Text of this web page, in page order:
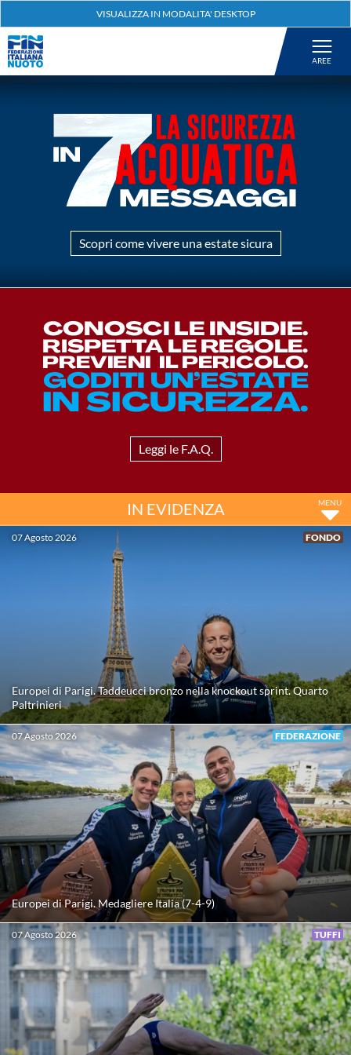
Pallanuoto
Tuffi
Artistico
Fondo
Salvamento
Master
Scuole Nuoto
Area Legislativa
Protezione Civile
Qualità
Sostenibilità
Privacy
Cookie Policy
Archivio News
Flash News
Scopri come vivere una estate sicura
Leggi le F.A.Q.
IN EVIDENZA
07 Agosto 2026 FONDO
Europei di Parigi. Taddeucci bronzo nella knockout sprint. Quarto
Paltrinieri
07 Agosto 2026 FEDERAZIONE
Europei di Parigi. Medagliere Italia (7-4-9)
07 Agosto 2026 TUFFI